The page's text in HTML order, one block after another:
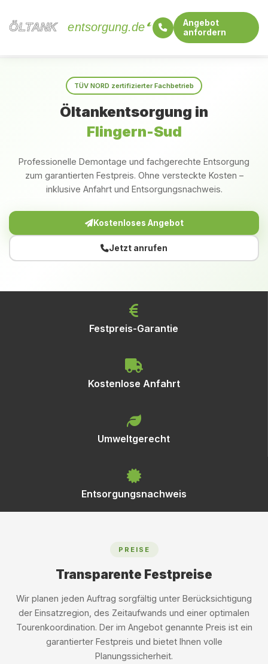
ÖLTANK
ÖLTANK entsorgung.de
Angebot
anfordern
TÜV NORD zertifizierter Fachbetrieb
Öltankentsorgung in
Flingern-Sud
Professionelle Demontage und fachgerechte Entsorgung
zum garantierten Festpreis. Ohne versteckte Kosten –
inklusive Anfahrt und Entsorgungsnachweis.
Kostenloses Angebot
Jetzt anrufen
Festpreis-Garantie
Kostenlose Anfahrt
Umweltgerecht
Entsorgungsnachweis
PREISE
Transparente Festpreise
Wir planen jeden Auftrag sorgfältig unter Berücksichtigung
der Einsatzregion, des Zeitaufwands und einer optimalen
Tourenkoordination. Der im Angebot genannte Preis ist ein
garantierter Festpreis und bietet Ihnen volle
Planungssicherheit.